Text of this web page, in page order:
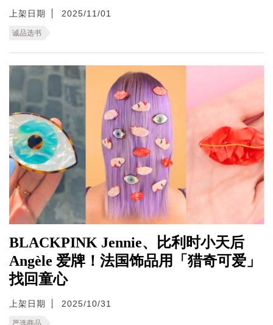
上架日期 2025/11/01
诚品选书
BLACKPINK Jennie、比利时小天后
Angèle 爱牌！法国饰品用「猎奇可爱」
找回童心
上架日期 2025/10/31
严选商品